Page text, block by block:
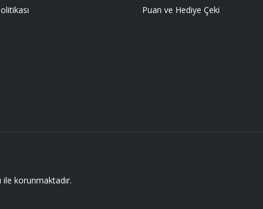
Puan ve Hediye Çeki
ile korunmaktadır.